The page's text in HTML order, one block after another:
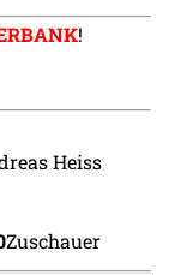
!
Heiss
Zuschauer